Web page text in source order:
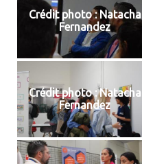
Crédit photo : Natacha
Fernandez
Crédit photo : Natacha
Fernandez